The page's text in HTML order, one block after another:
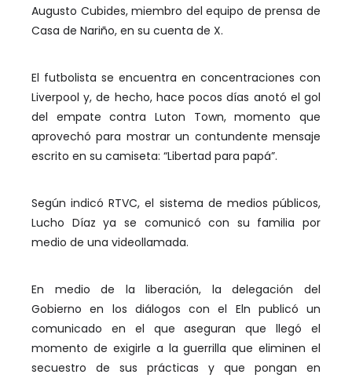
Augusto Cubides, miembro del equipo de prensa de
Casa de Nariño, en su cuenta de X.
El futbolista se encuentra en concentraciones con
Liverpool y, de hecho, hace pocos días anotó el gol
del empate contra Luton Town, momento que
aprovechó para mostrar un contundente mensaje
escrito en su camiseta: “Libertad para papá”.
Según indicó RTVC, el sistema de medios públicos,
Lucho Díaz ya se comunicó con su familia por
medio de una videollamada.
En medio de la liberación, la delegación del
Gobierno en los diálogos con el Eln publicó un
comunicado en el que aseguran que llegó el
momento de exigirle a la guerrilla que eliminen el
secuestro de sus prácticas y que pongan en